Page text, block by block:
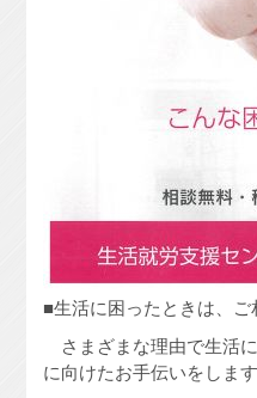
■生活に困ったときは、
さまざまな理由で生活
に向けたお手伝いをしま